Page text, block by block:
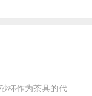
杯作为茶具的代